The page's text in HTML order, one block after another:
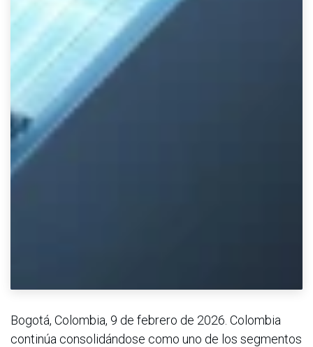
Bogotá, Colombia, 9 de febrero de 2026. Colombia
continúa consolidándose como uno de los segmentos